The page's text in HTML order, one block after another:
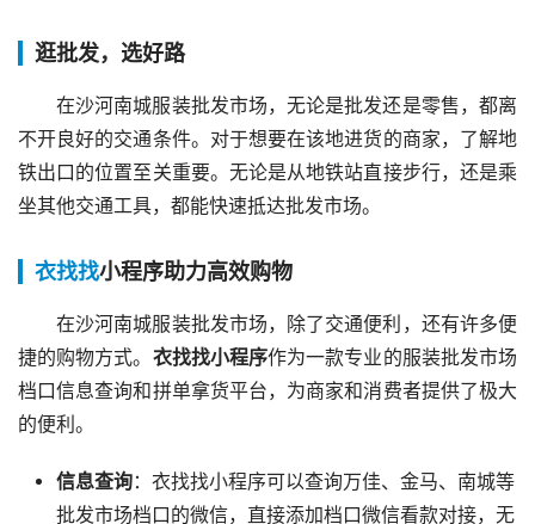
逛批发，选好路
在沙河南城服装批发市场，无论是批发还是零售，都离
不开良好的交通条件。对于想要在该地进货的商家，了解地
铁出口的位置至关重要。无论是从地铁站直接步行，还是乘
坐其他交通工具，都能快速抵达批发市场。
衣找找小程序助力高效购物
在沙河南城服装批发市场，除了交通便利，还有许多便
捷的购物方式。 衣找找小程序作为一款专业的服装批发市场
档口信息查询和拼单拿货平台，为商家和消费者提供了极大
的便利。
信息查询：衣找找小程序可以查询万佳、金马、南城等
批发市场档口的微信，直接添加档口微信看款对接，无